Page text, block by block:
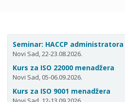
Seminar: HACCP administratora
Novi Sad, 22-23.08.2026.
Kurs za ISO 22000 menadžera
Novi Sad, 05-06.09.2026.
Kurs za ISO 9001 menadžera